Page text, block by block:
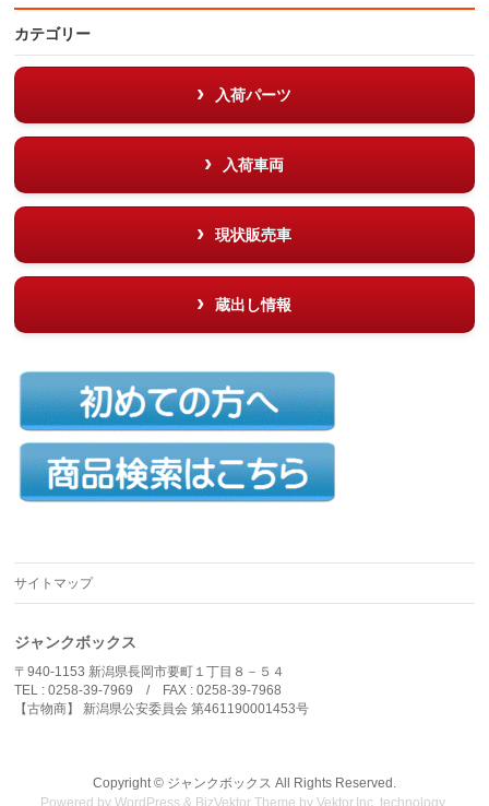
カテゴリー
入荷パーツ
入荷車両
現状販売車
蔵出し情報
サイトマップ
ジャンクボックス
〒940-1153 新潟県長岡市要町１丁目８－５４
TEL : 0258-39-7969 / FAX : 0258-39-7968
【古物商】 新潟県公安委員会 第461190001453号
Copyright © ジャンクボックス All Rights Reserved.
Powered byWordPress & BizVektor Theme byVektor,Inc. technology.